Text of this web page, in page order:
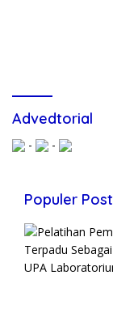
Advedtorial
- -
Populer Post